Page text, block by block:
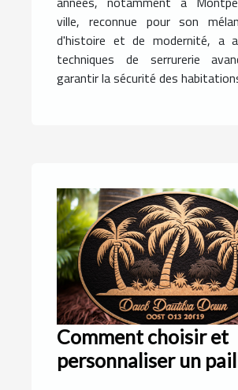
ville, reconnue pour son
d'histoire et de modernité, a
techniques de serrurerie
garantir la sécurité des
Comment choisir et
personnaliser un